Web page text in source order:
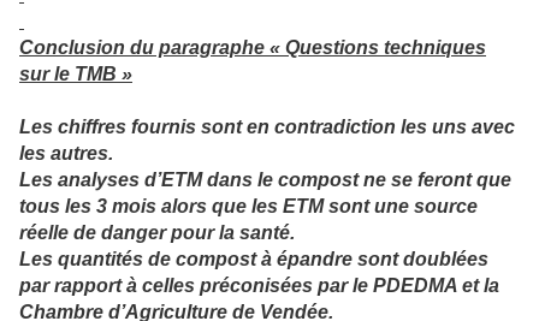
Conclusion du paragraphe « Questions techniques
sur le TMB »
Les chiffres fournis sont en contradiction les uns avec
les autres.
Les analyses d’ETM dans le compost ne se feront que
tous les 3 mois alors que les ETM sont une source
réelle de danger pour la santé.
Les quantités de compost à épandre sont doublées
par rapport à celles préconisées par le PDEDMA et la
Chambre d’Agriculture de Vendée.